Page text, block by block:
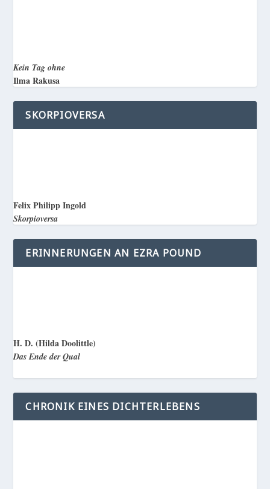
Kein Tag ohne
Ilma Rakusa
SKORPIOVERSA
Felix Philipp Ingold
Skorpioversa
ERINNERUNGEN AN EZRA POUND
H. D. (Hilda Doolittle)
Das Ende der Qual
CHRONIK EINES DICHTERLEBENS